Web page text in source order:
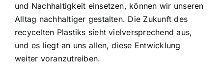
und Nachhaltigkeit einsetzen, können wir unseren
Alltag nachhaltiger gestalten. Die Zukunft des
recycelten Plastiks sieht vielversprechend aus,
und es liegt an uns allen, diese Entwicklung
weiter voranzutreiben.